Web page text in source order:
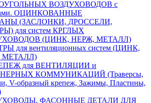
ВОЗДУХОВОДОВ с
ОЦИНКОВАННЫЕ
(ЗАСЛОНКИ, ДРОССЕЛИ,
для систем КРГЛЫХ
(ЦИНК, НЕРЖ, МЕТАЛЛ)
для вентиляционных систем (ЦИНК,
МЕТАЛЛ)
для ВЕНТИЛЯЦИИ и
КОММУНИКАЦИЙ (Траверсы,
V-образный крепеж, Зажимы, Пластины,
ФАСОННЫЕ ДЕТАЛИ ДЛЯ